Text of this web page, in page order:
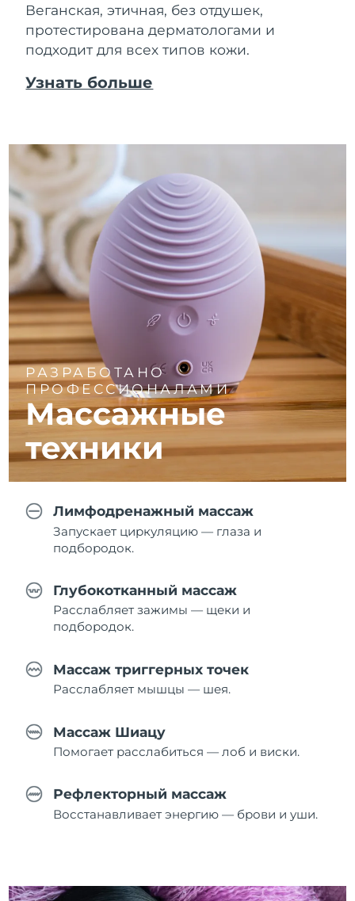
Веганская, этичная, без отдушек,
протестирована дерматологами и
подходит для всех типов кожи.
Узнать больше
РАЗРАБОТАНО
ПРОФЕССИОНАЛАМИ
Массажные
техники
Лимфодренажный массаж
Запускает циркуляцию — глаза и
подбородок.
Глубокотканный массаж
Расслабляет зажимы — щеки и
подбородок.
Массаж триггерных точек
Расслабляет мышцы — шея.
Массаж Шиацу
Помогает расслабиться — лоб и виски.
Рефлекторный массаж
Восстанавливает энергию — брови и уши.